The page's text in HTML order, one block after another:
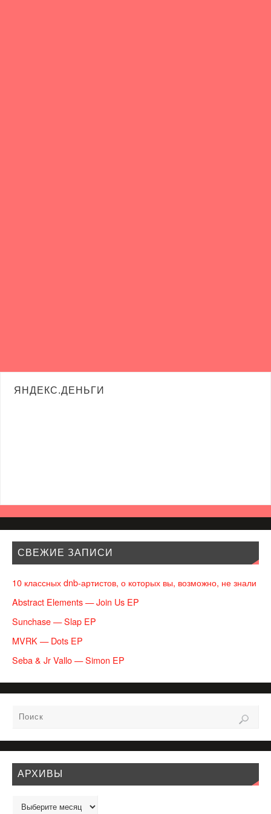
ЯНДЕКС.ДЕНЬГИ
СВЕЖИЕ ЗАПИСИ
10 классных dnb-артистов, о которых вы, возможно, не знали
Abstract Elements — Join Us EP
Sunchase — Slap EP
MVRK — Dots EP
Seba & Jr Vallo — Simon EP
АРХИВЫ